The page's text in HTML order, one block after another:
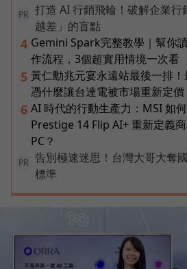
PR
打造 AI 行銷飛輪！破解企業行
越差」的盲點
4 Gemini Spark完整教學｜幫你
作流程，3個超實用情境一次看
5 黃仁勳兆元宴永遠站最後一排！
憑什麼讓台達電被市場重新定價
6 AI 時代的行動生產力：MSI 如
Prestige 14 Flip AI+ 重新定義
PC？
PR
告別極速迷思！台灣大哥大奪
標準